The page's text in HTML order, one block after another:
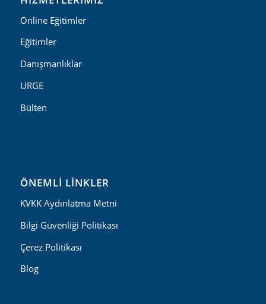
Online Eğitimler
Eğitimler
Danışmanlıklar
URGE
Bülten
ÖNEMLI LINKLER
KVKK Aydınlatma Metni
Bilgi Güvenliği Politikası
Çerez Politikası
Blog